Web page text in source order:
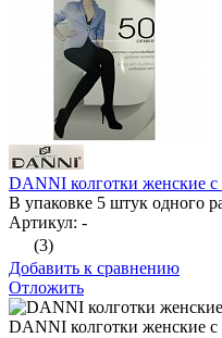
DANNI колготки женские
В упаковке 5 штук одного
Артикул: -
(3)
Добавить к сравнению
Отложить
DANNI колготки женские